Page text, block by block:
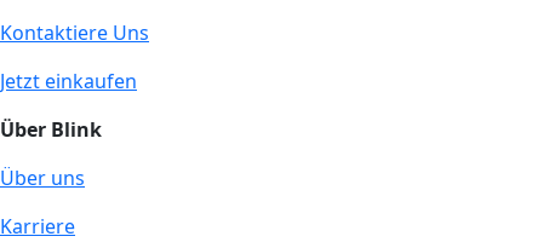
Kontaktiere Uns
Jetzt einkaufen
Über Blink
Über uns
Karriere